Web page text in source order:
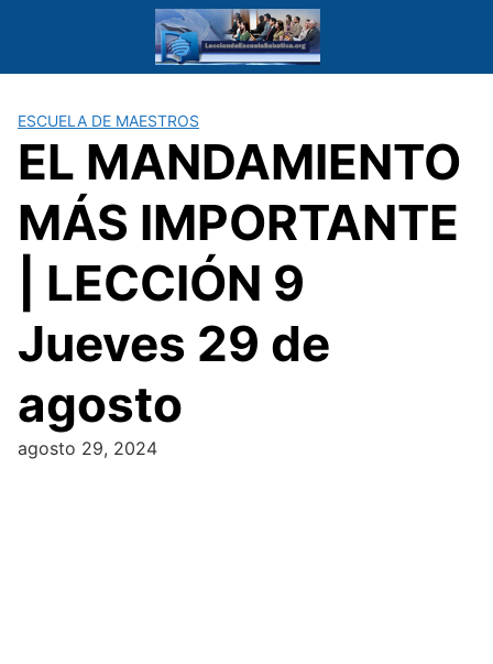
ESCUELA DE MAESTROS
EL MANDAMIENTO
MÁS IMPORTANTE
| LECCIÓN 9
Jueves 29 de
agosto
agosto 29, 2024